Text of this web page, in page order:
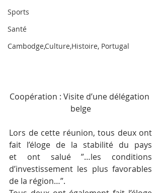
Sports
Santé
Cambodge,Culture,Histoire, Portugal
Coopération : Visite d’une délégation
belge
Lors de cette réunion, tous deux ont
fait l’éloge de la stabilité du pays
et ont salué ”…les conditions
d’investissement les plus favorables
de la région…”.